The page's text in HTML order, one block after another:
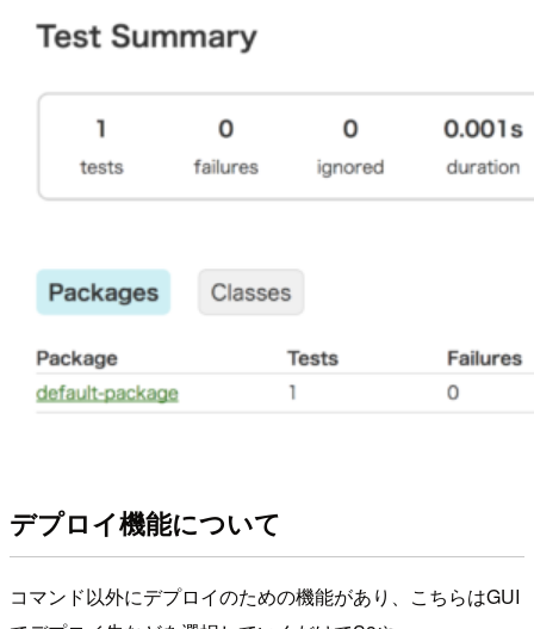
デプロイ機能について
コマンド以外にデプロイのための機能があり、こちらはGUI